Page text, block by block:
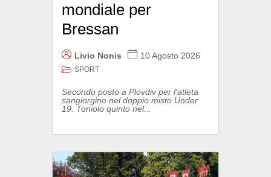
mondiale per
Bressan
Livio Nonis 10 Agosto 2026
SPORT
Secondo posto a Plovdiv per l'atleta
sangiorgino nel doppio misto Under
19. Toniolo quinto nel...